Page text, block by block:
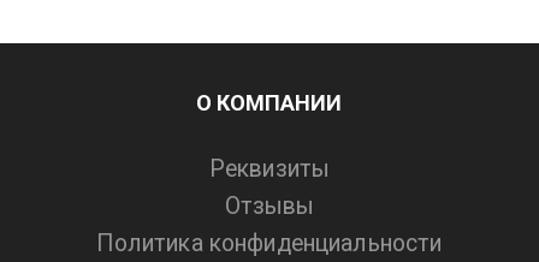
О КОМПАНИИ
Реквизиты
Отзывы
Политика конфиденциальности